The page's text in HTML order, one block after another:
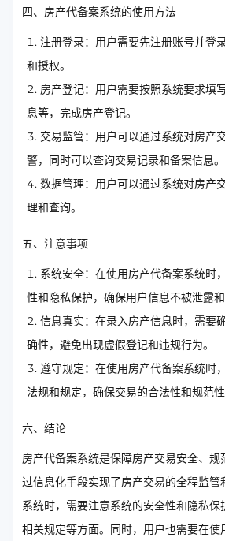
四、房产代备案系统的使用方法
注册登录：用户需要先注册账号并登
和授权。
房产登记：用户需要按照系统要求填
息等，完成房产登记。
交易监管：用户可以通过系统对房产
警，同时可以查询交易记录和备案信息。
数据管理：用户可以通过系统对房产
理和查询。
五、注意事项
系统安全：在使用房产代备案系统时
性和隐私保护，确保用户信息不被泄露和
信息真实：在录入房产信息时，需要
确性，避免出现虚假登记和违规行为。
遵守规定：在使用房产代备案系统时
法规和规定，确保交易的合法性和规范性
六、结论
房产代备案系统是保障房产交易安全、规
过信息化手段实现了房产交易的全程监
系统时，需要注意系统的安全性和隐私
相关规定等方面。同时，用户也需要在